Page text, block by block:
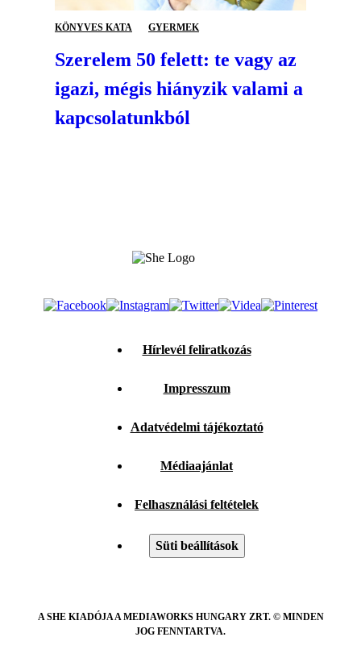
KÖNYVES KATA GYERMEK
Szerelem 50 felett: te vagy az
igazi, mégis hiányzik valami a
kapcsolatunkból
Hírlevél feliratkozás
Impresszum
Adatvédelmi tájékoztató
Médiaajánlat
Felhasználási feltételek
Süti beállítások
A SHE KIADÓJA A MEDIAWORKS HUNGARY ZRT. © MINDEN
JOG FENNTARTVA.